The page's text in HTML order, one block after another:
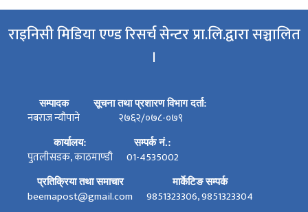
राइनिसी मिडिया एण्ड रिसर्च सेन्टर प्रा.लि.द्वारा सञ्चालित
।
सम्पादक
नबराज न्यौपाने
सूचना तथा प्रशारण विभाग दर्ता:
२७६२/०७८-०७९
कार्यालय:
पुतलीसडक, काठमाण्डौ
सम्पर्क नं.:
01-4535002
प्रतिक्रिया तथा समाचार
beemapost@gmail.com
मार्केटिङ सम्पर्क
9851323306, 9851323304